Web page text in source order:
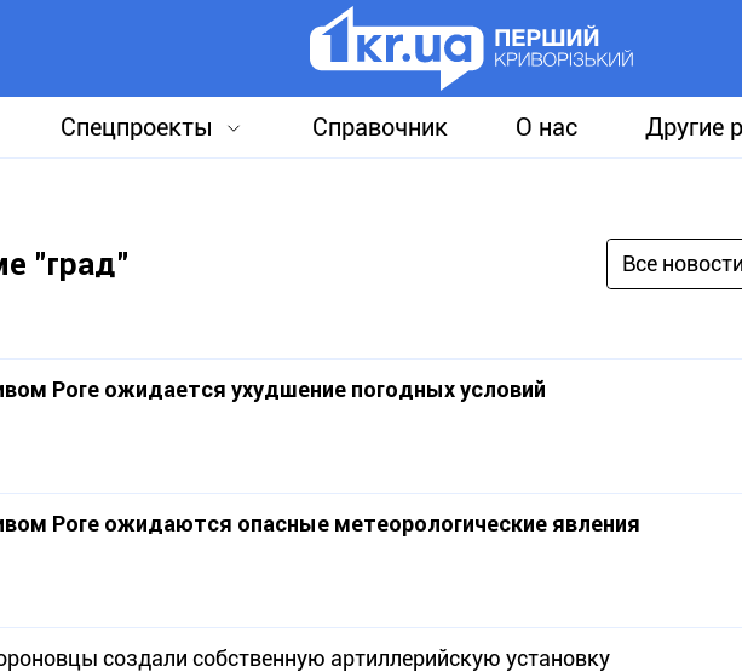
Спецпроекты Справочник О нас Другие
"град" Все новости
Роге ожидается ухудшение погодных условий
Роге ожидаются опасные метеорологические явления
создали собственную артиллерийскую установку